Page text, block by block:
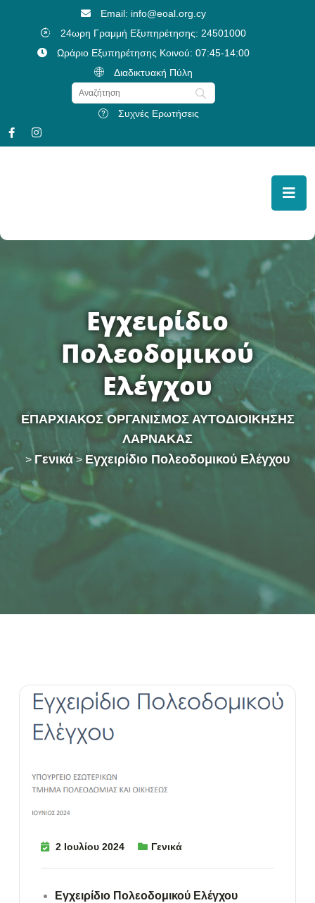
Email: info@eoal.org.cy
24ωρη Γραμμή Εξυπηρέτησης: 24501000
Ωράριο Εξυπηρέτησης Κοινού: 07:45-14:00
Διαδικτυακή Πύλη
Συχνές Ερωτήσεις
Εγχειρίδιο
Πολεοδομικού
Ελέγχου
ΕΠΑΡΧΙΑΚΟΣ ΟΡΓΑΝΙΣΜΟΣ ΑΥΤΟΔΙΟΙΚΗΣΗΣ
ΛΑΡΝΑΚΑΣ
> Γενικά> Εγχειρίδιο Πολεοδομικού Ελέγχου
2 Ιουλίου 2024 Γενικά
Εγχειρίδιο Πολεοδομικού Ελέγχου